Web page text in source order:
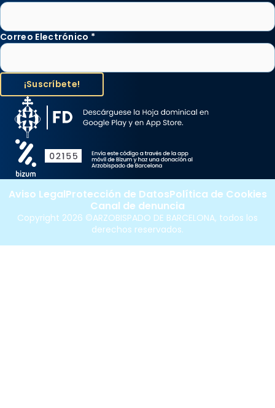
Correo Electrónico *
Copyright 2026 ©ARZOBISPADO DE BARCELONA, todos los
derechos reservados.
Aviso LegalProtección de DatosPolítica de Cookies
Canal de denuncia